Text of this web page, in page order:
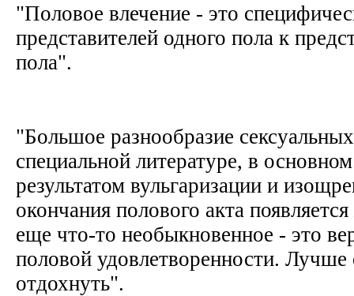
"Половое влечение - это
представителей одного пола к
пола".
"Большое разнообразие
специальной литературе, в основном
результатом вульгаризации и
окончания полового акта
еще что-то необыкновенное - это
половой удовлетворенности. Лучше
отдохнуть".